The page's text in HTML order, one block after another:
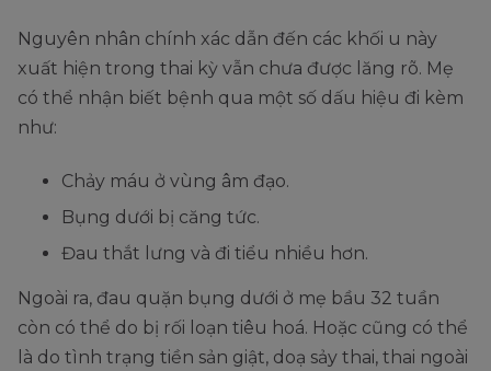
Nguyên nhân chính xác dẫn đến các khối u này
xuất hiện trong thai kỳ vẫn chưa được lăng rõ. Mẹ
có thể nhận biết bệnh qua một số dấu hiệu đi kèm
như:
Chảy máu ở vùng âm đạo.
Bụng dưới bị căng tức.
Đau thắt lưng và đi tiểu nhiều hơn.
Ngoài ra, đau quặn bụng dưới ở mẹ bầu 32 tuần
còn có thể do bị rối loạn tiêu hoá. Hoặc cũng có thể
là do tình trạng tiền sản giật, doạ sảy thai, thai ngoài